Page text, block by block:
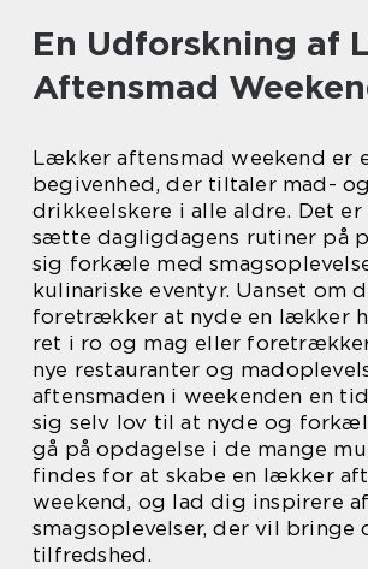
En Udforskning af
Aftensmad
Lækker aftensmad weekend er
begivenhed, der tiltaler mad- og
drikkeelskere i alle aldre. Det
sætte dagligdagens rutiner på
sig forkæle med
kulinariske eventyr. Uanset om
foretrækker at nyde en lækker
ret i ro og mag eller
nye restauranter og
aftensmaden i weekenden en
sig selv lov til at nyde og
gå på opdagelse i de mange
findes for at skabe en lækker
weekend, og lad dig inspirere af
smagsoplevelser, der vil
tilfredshed.